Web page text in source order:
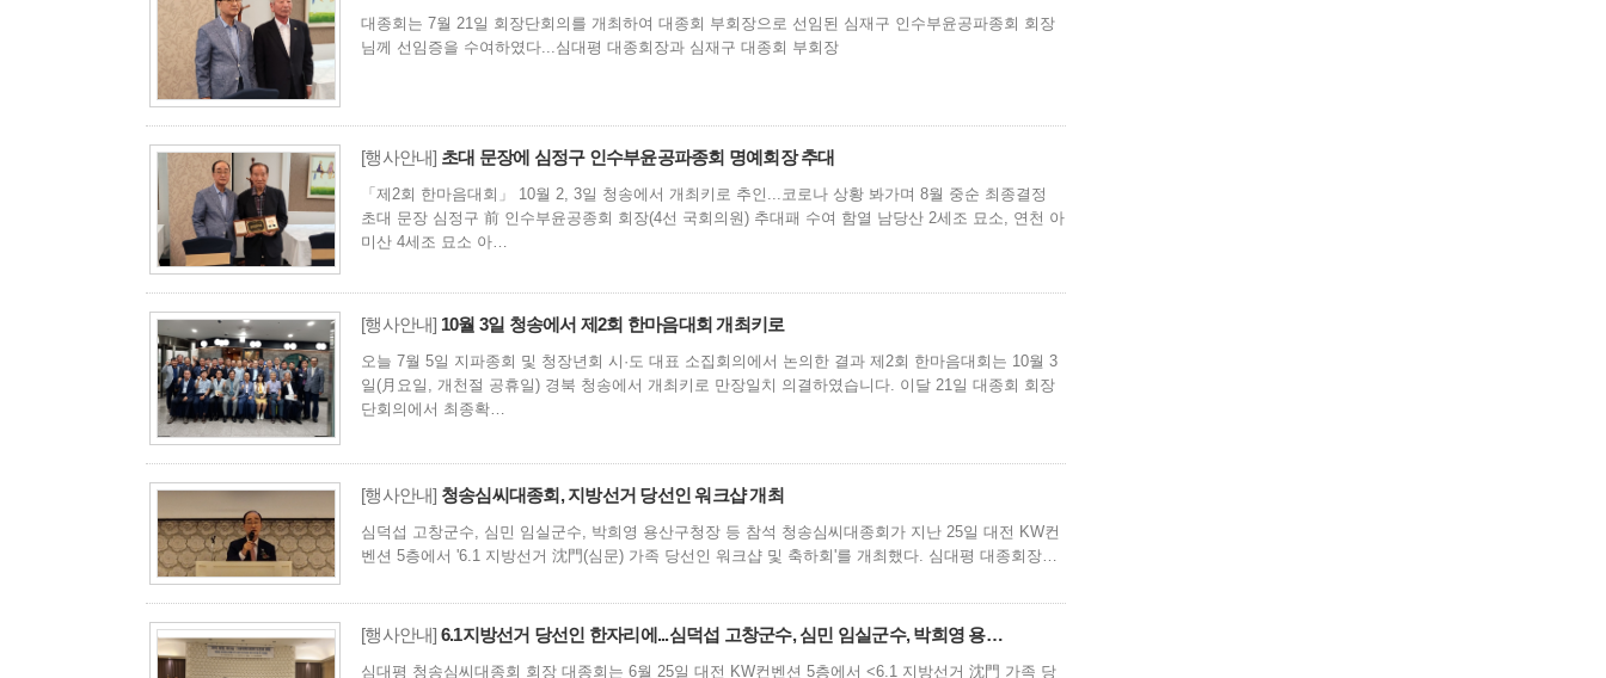
대종회는 7월 21일 회장단회의를 개최하여 대종회 부회장으로 선임된 심재구 인수부윤공파종회 회장
님께 선임증을 수여하였다...심대평 대종회장과 심재구 대종회 부회장
[행사안내] 초대 문장에 심정구 인수부윤공파종회 명예회장 추대
「제2회 한마음대회」 10월 2, 3일 청송에서 개최키로 추인...코로나 상황 봐가며 8월 중순 최종결정
초대 문장 심정구 前 인수부윤공종회 회장(4선 국회의원) 추대패 수여 함열 남당산 2세조 묘소, 연천 아
미산 4세조 묘소 아…
[행사안내] 10월 3일 청송에서 제2회 한마음대회 개최키로
오늘 7월 5일 지파종회 및 청장년회 시·도 대표 소집회의에서 논의한 결과 제2회 한마음대회는 10월 3
일(月요일, 개천절 공휴일) 경북 청송에서 개최키로 만장일치 의결하였습니다. 이달 21일 대종회 회장
단회의에서 최종확…
[행사안내] 청송심씨대종회, 지방선거 당선인 워크샵 개최
심덕섭 고창군수, 심민 임실군수, 박희영 용산구청장 등 참석 청송심씨대종회가 지난 25일 대전 KW컨
벤션 5층에서 '6.1 지방선거 沈門(심문) 가족 당선인 워크샵 및 축하회'를 개최했다. 심대평 대종회장…
[행사안내] 6.1지방선거 당선인 한자리에...심덕섭 고창군수, 심민 임실군수, 박희영 용…
심대평 청송심씨대종회 회장 대종회는 6월 25일 대전 KW컨벤션 5층에서 <6.1 지방선거 沈門 가족 당